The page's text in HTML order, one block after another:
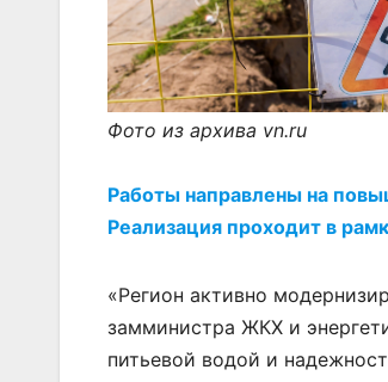
Фото из архива vn.ru
Работы направлены на
Реализация проходит в
«Регион активно
замминистра ЖКХ и
питьевой водой и